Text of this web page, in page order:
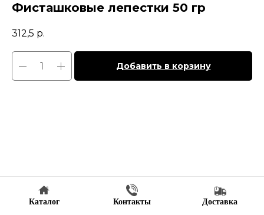
Фисташковые лепестки 50 гр
312,5 р.
Добавить в корзину
Каталог Контакты Доставка